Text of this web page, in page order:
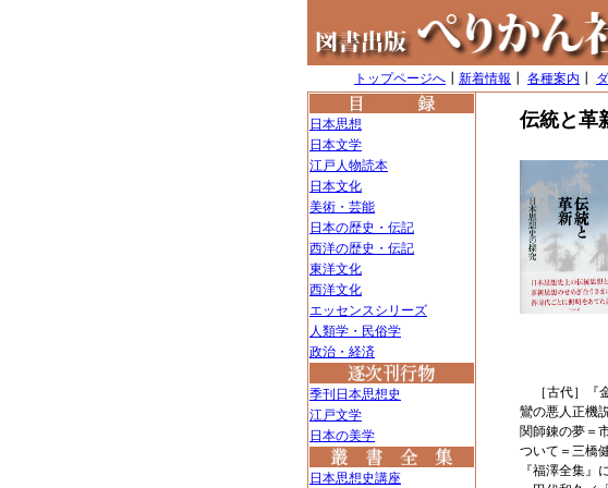
トップページへ 新着情報 各種案内
日本思想
日本文学
江戸人物読本
日本文化
美術・芸能
日本の歴史・伝記
西洋の歴史・伝記
東洋文化
西洋文化
エッセンスシリーズ
人類学・民俗学
政治・経済
季刊日本思想史
江戸文学
日本の美学
日本思想史講座
伝統と革
［古代］
鸞の悪人正機
関師錬の夢＝
ついて＝三橋
『福澤全集